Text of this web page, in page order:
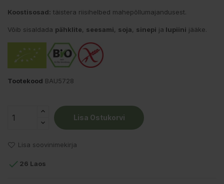
Koostisosad: täistera riisihelbed mahepõllumajandusest.
Võib sisaldada pähklite, seesami, soja, sinepi ja lupiini jääke.
Tootekood BAU5728
Lisa Ostukorvi
Lisa soovinimekirja
 26 Laos